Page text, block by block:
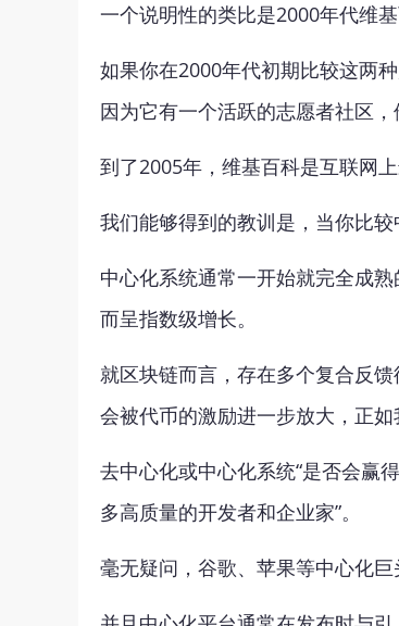
一个说明性的类比是2000年代维
如果你在2000年代初期比较这两
因为它有一个活跃的志愿者社区
到了2005年，维基百科是互联网
我们能够得到的教训是，当你比
中心化系统通常一开始就完全成
而呈指数级增长。
就区块链而言，存在多个复合反
会被代币的激励进一步放大，正
去中心化或中心化系统“是否会赢
多高质量的开发者和企业家”。
毫无疑问，谷歌、苹果等中心化